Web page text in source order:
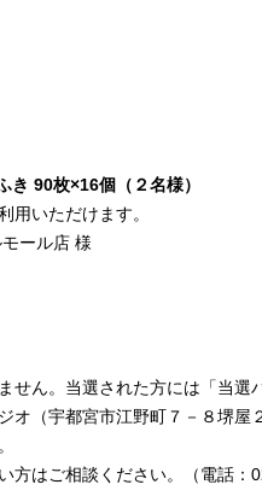
90枚×16個（２名様）
いただけます。
ール店 様
ん。当選された方には「当選
オ（宇都宮市江野町７－８堺屋
方はご相談ください。（電話：